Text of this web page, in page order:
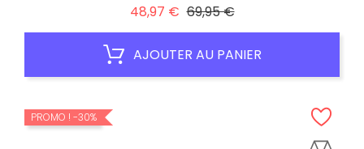
48,97 € Prix
69,95 €Prix
AJOUTER AU PANIER
PROMO ! -30%